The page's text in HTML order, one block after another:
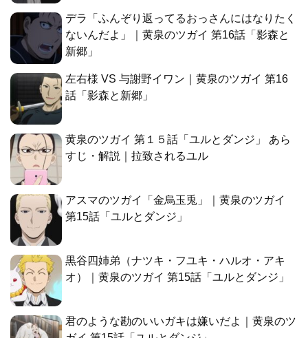
デラ「ふんぞり返ってるおっさんにはなりたく
ないんだよ」｜黄泉のツガイ 第16話「影森と
新郷」
左右様 VS 与謝野イワン｜黄泉のツガイ 第16
話「影森と新郷」
黄泉のツガイ 第１５話「ユルとダンジ」 あら
すじ・解説｜拉致されるユル
アスマのツガイ「金烏玉兎」｜黄泉のツガイ
第15話「ユルとダンジ」
黒谷四姉弟（ナツキ・フユキ・ハルオ・アキ
オ）｜黄泉のツガイ 第15話「ユルとダンジ」
君のような勘のいいガキは嫌いだよ｜黄泉のツ